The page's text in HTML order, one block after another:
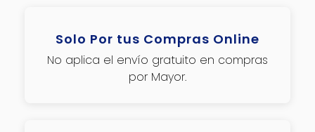
Solo Por tus Compras Online
No aplica el envío gratuito en compras
por Mayor.